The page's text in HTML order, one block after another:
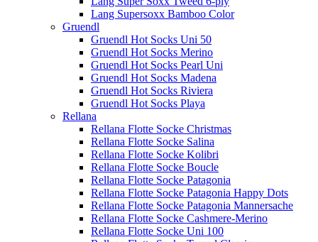
Lang Supersoxx Bamboo Color
Gruendl
Gruendl Hot Socks Uni 50
Gruendl Hot Socks Merino
Gruendl Hot Socks Pearl Uni
Gruendl Hot Socks Madena
Gruendl Hot Socks Riviera
Gruendl Hot Socks Playa
Rellana
Rellana Flotte Socke Christmas
Rellana Flotte Socke Salina
Rellana Flotte Socke Kolibri
Rellana Flotte Socke Boucle
Rellana Flotte Socke Patagonia
Rellana Flotte Socke Patagonia Happy Dots
Rellana Flotte Socke Patagonia Mannersache
Rellana Flotte Socke Cashmere-Merino
Rellana Flotte Socke Uni 100